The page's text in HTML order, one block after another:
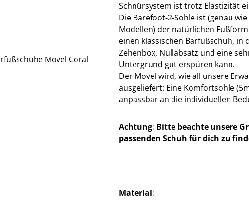
Schnürsystem ist trotz Elastizität
Die Barefoot-2-Sohle ist (genau
Modellen) der natürlichen
einen klassischen Barfußschuh, in
Zehenbox, Nullabsatz und eine
Untergrund gut erspüren kann.
Der Movel wird, wie all unsere
ausgeliefert: Eine Komfortsohle
anpassbar an die individuellen
Achtung: Bitte beachte unsere
passenden Schuh für dich zu
Material: